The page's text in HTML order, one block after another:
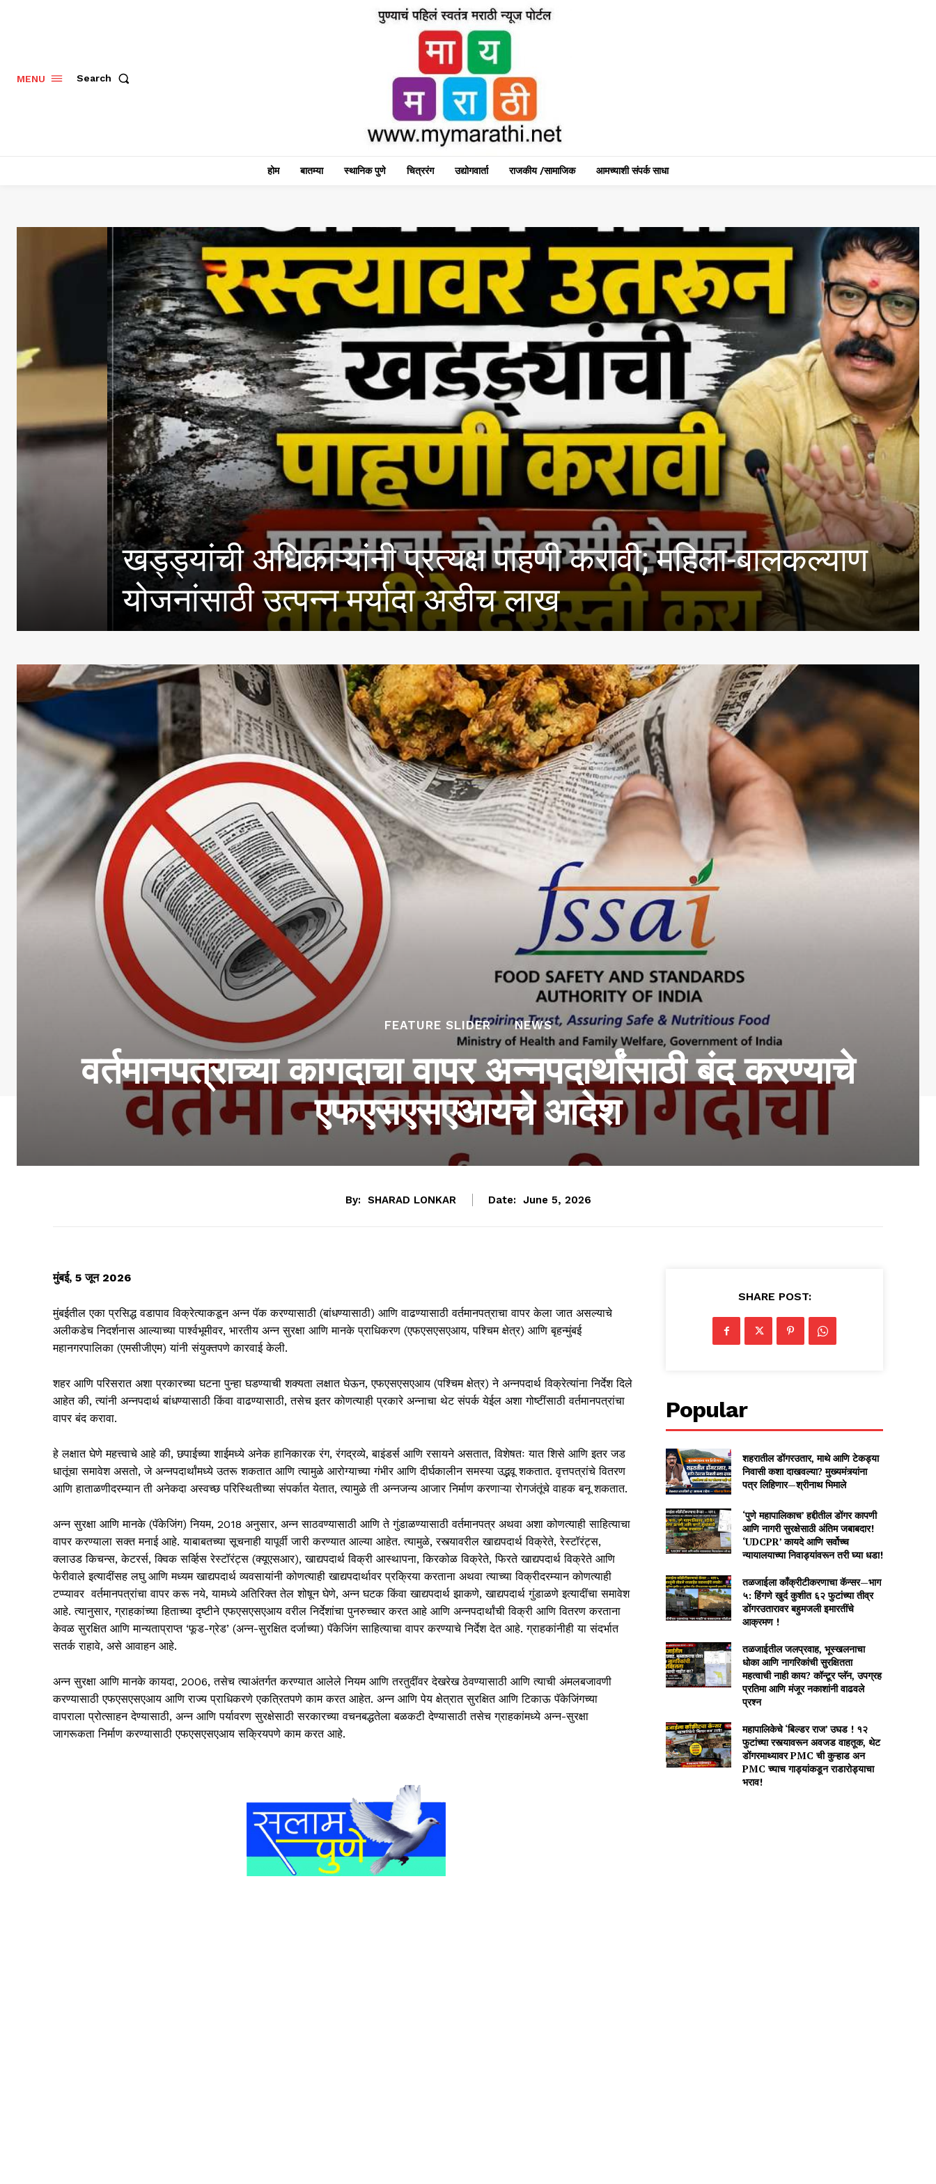
MENU Search
होम बातम्या स्थानिक पुणे चित्ररंग उद्योगवार्ता राजकीय /सामाजिक आमच्याशी संपर्क साधा
३६ देशांतून २७४ फरार आरोपी भारतात; १८ हजार ७६२ कोटी
मिळवल्याचा केंद्राचा दावा
FEATURE SLIDER NEWS
वर्तमानपत्राच्या कागदाचा वापर अन्नपदार्थांसाठी बंद करण्याचे
एफएसएसएआयचे आदेश
By: SHARAD LONKAR Date: June 5, 2026
मुंबई, 5 जून 2026
मुंबईतील एका प्रसिद्ध वडापाव विक्रेत्याकडून अन्न पॅक करण्यासाठी (बांधण्यासाठी) आणि वाढण्यासाठी वर्तमानपत्राचा वापर केला जात असल्याचे
अलीकडेच निदर्शनास आल्याच्या पार्श्वभूमीवर, भारतीय अन्न सुरक्षा आणि मानके प्राधिकरण (एफएसएसएआय, पश्चिम क्षेत्र) आणि बृहन्मुंबई
महानगरपालिका (एमसीजीएम) यांनी संयुक्तपणे कारवाई केली.
शहर आणि परिसरात अशा प्रकारच्या घटना पुन्हा घडण्याची शक्यता लक्षात घेऊन, एफएसएसएआय (पश्चिम क्षेत्र) ने अन्नपदार्थ विक्रेत्यांना निर्देश दिले
आहेत की, त्यांनी अन्नपदार्थ बांधण्यासाठी किंवा वाढण्यासाठी, तसेच इतर कोणत्याही प्रकारे अन्नाचा थेट संपर्क येईल अशा गोष्टींसाठी वर्तमानपत्रांचा
वापर बंद करावा.
हे लक्षात घेणे महत्त्वाचे आहे की, छपाईच्या शाईमध्ये अनेक हानिकारक रंग, रंगद्रव्ये, बाइंडर्स आणि रसायने असतात, विशेषतः यात शिसे आणि इतर जड
धातूंचा समावेश असतो, जे अन्नपदार्थांमध्ये उतरू शकतात आणि त्यामुळे आरोग्याच्या गंभीर आणि दीर्घकालीन समस्या उद्भवू शकतात. वृत्तपत्रांचे वितरण
आणि हाताळणीदरम्यान ती अनेकदा अस्वच्छ परिस्थितीच्या संपर्कात येतात, त्यामुळे ती अन्नजन्य आजार निर्माण करणाऱ्या रोगजंतूंचे वाहक बनू शकतात.
अन्न सुरक्षा आणि मानके (पॅकेजिंग) नियम, 2018 अनुसार, अन्न साठवण्यासाठी आणि ते गुंडाळण्यासाठी वर्तमानपत्र अथवा अशा कोणत्याही साहित्याचा
वापर करण्याला सक्त मनाई आहे. याबाबतच्या सूचनाही यापूर्वी जारी करण्यात आल्या आहेत. त्यामुळे, रस्त्यावरील खाद्यपदार्थ विक्रेते, रेस्टॉरंट्स,
क्लाउड किचन्स, केटरर्स, क्विक सर्व्हिस रेस्टॉरंट्स (क्यूएसआर), खाद्यपदार्थ विक्री आस्थापना, किरकोळ विक्रेते, फिरते खाद्यपदार्थ विक्रेते आणि
फेरीवाले इत्यादींसह लघु आणि मध्यम खाद्यपदार्थ व्यवसायांनी कोणत्याही खाद्यपदार्थावर प्रक्रिया करताना अथवा त्याच्या विक्रीदरम्यान कोणत्याही
टप्प्यावर वर्तमानपत्रांचा वापर करू नये, यामध्ये अतिरिक्त तेल शोषून घेणे, अन्न घटक किंवा खाद्यपदार्थ झाकणे, खाद्यपदार्थ गुंडाळणे इत्यादींचा समावेश
आहे. त्यानुसार, ग्राहकांच्या हिताच्या दृष्टीने एफएसएसएआय वरील निर्देशांचा पुनरुच्चार करत आहे आणि अन्नपदार्थांची विक्री आणि वितरण करताना
केवळ सुरक्षित आणि मान्यताप्राप्त ‘फूड-ग्रेड’ (अन्न-सुरक्षित दर्जाच्या) पॅकेजिंग साहित्याचा वापर करण्याचे निर्देश देत आहे. ग्राहकांनीही या संदर्भात
सतर्क राहावे, असे आवाहन आहे.
अन्न सुरक्षा आणि मानके कायदा, 2006, तसेच त्याअंतर्गत करण्यात आलेले नियम आणि तरतुदींवर देखरेख ठेवण्यासाठी आणि त्याची अंमलबजावणी
करण्यासाठी एफएसएसएआय आणि राज्य प्राधिकरणे एकत्रितपणे काम करत आहेत. अन्न आणि पेय क्षेत्रात सुरक्षित आणि टिकाऊ पॅकेजिंगच्या
वापराला प्रोत्साहन देण्यासाठी, अन्न आणि पर्यावरण सुरक्षेसाठी सरकारच्या वचनबद्धतेला बळकटी देण्यासाठी तसेच ग्राहकांमध्ये अन्न-सुरक्षा
जागरूकता निर्माण करण्यासाठी एफएसएसएआय सक्रियपणे काम करत आहे.
SHARE POST:
Popular
शहरातील डोंगरउतार, माथे आणि टेकड्या
निवासी कशा दाखवल्या? मुख्यमंत्र्यांना
पत्र लिहिणार—श्रीनाथ भिमाले
‘पुणे महापालिकाच’ हद्दीतील डोंगर कापणी
आणि नागरी सुरक्षेसाठी अंतिम जबाबदार!
‘UDCPR’ कायदे आणि सर्वोच्च
न्यायालयाच्या निवाड्यांवरून तरी घ्या धडा!
तळजाईला काँक्रीटीकरणाचा कॅन्सर—भाग
५: हिंगणे खुर्द कुशीत ६२ फुटांच्या तीव्र
डोंगरउतारावर बहुमजली इमारतींचे
आक्रमण !
तळजाईतील जलप्रवाह, भूस्खलनाचा
धोका आणि नागरिकांची सुरक्षितता
महत्वाची नाही काय? कॉन्टूर प्लॅन, उपग्रह
प्रतिमा आणि मंजूर नकाशांनी वाढवले
प्रश्न
महापालिकेचे ‘बिल्डर राज’ उघड ! १२
फुटांच्या रस्त्यावरून अवजड वाहतूक, थेट
डोंगरमाथ्यावर PMC ची कुऱ्हाड अन
PMC च्याच गाड्यांकडून राडारोड्याचा
भराव!